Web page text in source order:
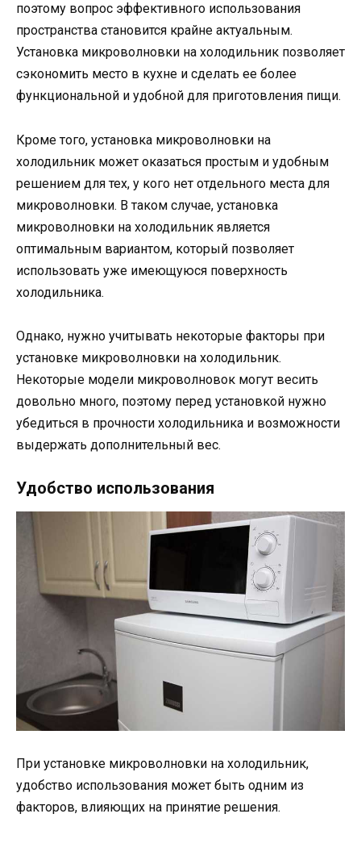
поэтому вопрос эффективного использования
пространства становится крайне актуальным.
Установка микроволновки на холодильник позволяет
сэкономить место в кухне и сделать ее более
функциональной и удобной для приготовления пищи.
Кроме того, установка микроволновки на
холодильник может оказаться простым и удобным
решением для тех, у кого нет отдельного места для
микроволновки. В таком случае, установка
микроволновки на холодильник является
оптимальным вариантом, который позволяет
использовать уже имеющуюся поверхность
холодильника.
Однако, нужно учитывать некоторые факторы при
установке микроволновки на холодильник.
Некоторые модели микроволновок могут весить
довольно много, поэтому перед установкой нужно
убедиться в прочности холодильника и возможности
выдержать дополнительный вес.
Удобство использования
При установке микроволновки на холодильник,
удобство использования может быть одним из
факторов, влияющих на принятие решения.